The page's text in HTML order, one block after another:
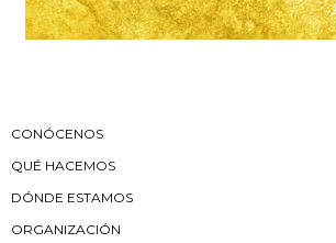
CONÓCENOS
QUÉ HACEMOS
DÓNDE ESTAMOS
ORGANIZACIÓN